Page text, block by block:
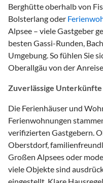
Berghütte oberhalb von
Bolsterlang oder
Alpsee – viele Gastgeber
besten Gassi-Runden,
Umgebung. So fühlen Sie
Oberallgäu von der
Zuverlässige
Die Ferienhäuser und
Ferienwohnungen
verifizierten Gastgebern.
Oberstdorf,
Großen Alpsees oder
viele Objekte sind